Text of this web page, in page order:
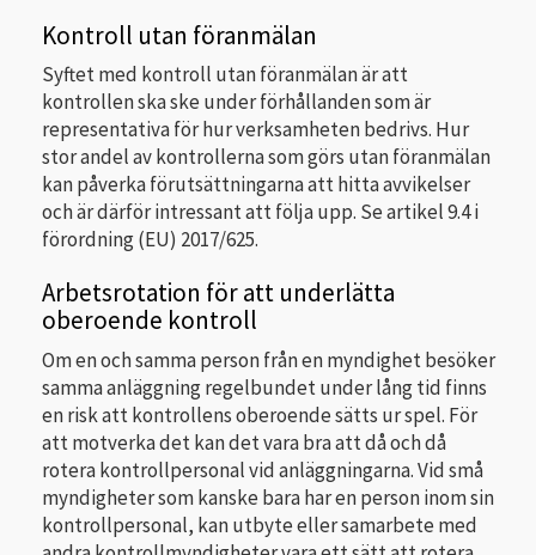
Kontroll utan föranmälan
Syftet med kontroll utan föranmälan är att
kontrollen ska ske under förhållanden som är
representativa för hur verksamheten bedrivs. Hur
stor andel av kontrollerna som görs utan föranmälan
kan påverka förutsättningarna att hitta avvikelser
och är därför intressant att följa upp. Se artikel 9.4 i
förordning (EU) 2017/625.
Arbetsrotation för att underlätta
oberoende kontroll
Om en och samma person från en myndighet besöker
samma anläggning regelbundet under lång tid finns
en risk att kontrollens oberoende sätts ur spel. För
att motverka det kan det vara bra att då och då
rotera kontrollpersonal vid anläggningarna. Vid små
myndigheter som kanske bara har en person inom sin
kontrollpersonal, kan utbyte eller samarbete med